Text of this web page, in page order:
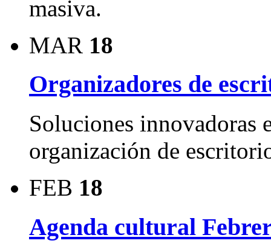
masiva.
MAR 18
Organizadores de
Soluciones innovadoras
organización de
FEB 18
Agenda cultural